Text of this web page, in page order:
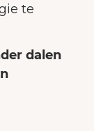
te
dalen
wij